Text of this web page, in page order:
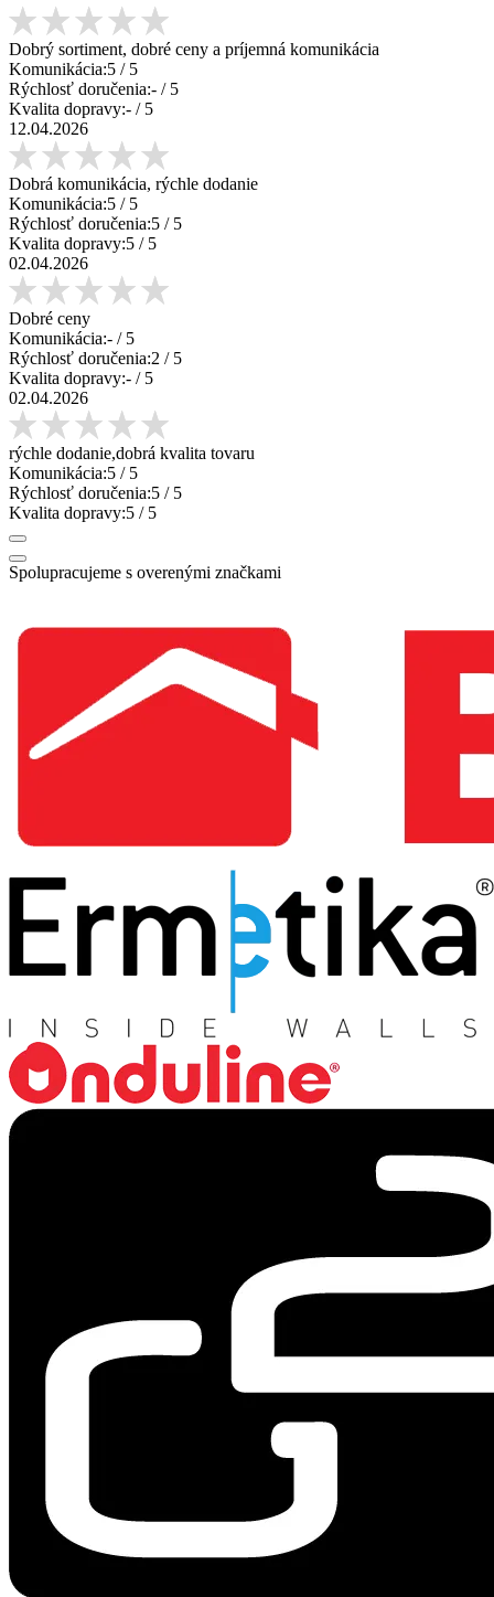
Dobrý sortiment, dobré ceny a príjemná komunikácia
Komunikácia:5 / 5
Rýchlosť doručenia:- / 5
Kvalita dopravy:- / 5
12.04.2026
Dobrá komunikácia, rýchle dodanie
Komunikácia:5 / 5
Rýchlosť doručenia:5 / 5
Kvalita dopravy:5 / 5
02.04.2026
Dobré ceny
Komunikácia:- / 5
Rýchlosť doručenia:2 / 5
Kvalita dopravy:- / 5
02.04.2026
rýchle dodanie,dobrá kvalita tovaru
Komunikácia:5 / 5
Rýchlosť doručenia:5 / 5
Kvalita dopravy:5 / 5
Spolupracujeme s overenými značkami